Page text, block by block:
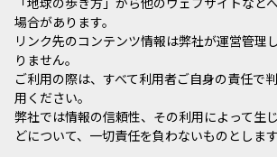
場合があります。
リンク先のコンテンツ情報は弊社が運営管理
りません。
ご利用の際は、すべて利用者ご自身の責任で
用ください。
弊社では情報の信頼性、その利用によって生
どについて、一切責任を負わないものとします